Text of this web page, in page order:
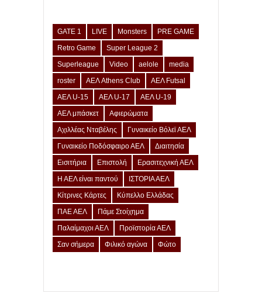
GATE 1 LIVE Monsters
PRE GAME
Retro Game
Super League 2
Superleague
Video aelole
media
roster
ΑΕΛ Athens Club
ΑΕΛ Futsal
ΑΕΛ U-15
ΑΕΛ U-17
ΑΕΛ U-19
ΑΕΛ μπάσκετ
Αφιερώματα
Αχιλλέας Νταβέλης
Γυναικείο Βόλεϊ ΑΕΛ
Γυναικείο Ποδόσφαιρο ΑΕΛ
Διαιτησία
Εισιτήρια
Επιστολή
Ερασιτεχνική ΑΕΛ
Η ΑΕΛ είναι παντού
ΙΣΤΟΡΙΑ ΑΕΛ
Κίτρινες Κάρτες
Κύπελλο Ελλάδας
ΠΑΕ ΑΕΛ
Πάμε Στοίχημα
Παλαίμαχοι ΑΕΛ
Προϊστορία ΑΕΛ
Σαν σήμερα
Φιλικό αγώνα Φώτο